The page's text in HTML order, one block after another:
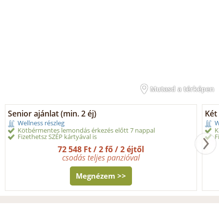
Mutasd a térképen
Senior ajánlat (min. 2 éj)
Wellness részleg
Kötbérmentes lemondás érkezés előtt 7 nappal
Fizethetsz SZÉP kártyával is
72 548 Ft / 2 fő / 2 éjtől
csodás teljes panzióval
Megnézem >>